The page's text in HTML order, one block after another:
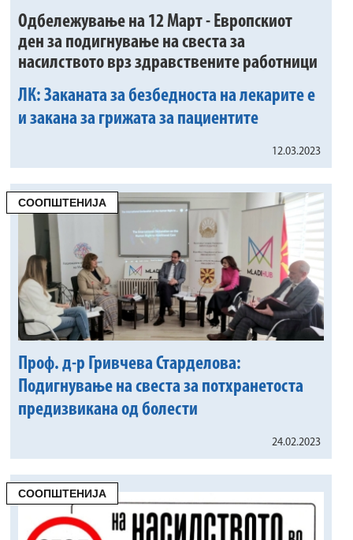
Одбележување на 12 Март - Европскиот
ден за подигнување на свеста за
насилството врз здравствените работници
ЛК: Заканата за безбедноста на лекарите е
и закана за грижата за пациентите
12.03.2023
СООПШТЕНИЈА
Проф. д-р Гривчева Старделова:
Подигнување на свеста за потхранетоста
предизвикана од болести
24.02.2023
СООПШТЕНИЈА